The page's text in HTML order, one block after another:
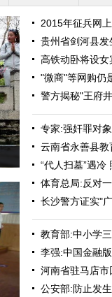
2015年征兵网
贵州省剑河县
高铁动卧将设女
"微商"等网购仍
警方揭秘"王府
专家:强奸罪对
云南省永善县
“代人扫墓”遇冷
体育总局:反对
长沙警方证实"
教育部:中小学
李强:中国金融
河南省驻马店
公安部:防止发